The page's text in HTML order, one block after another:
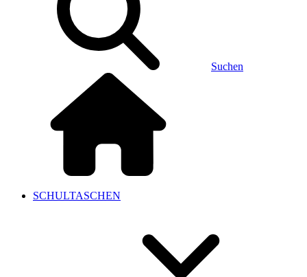
Suchen
SCHULTASCHEN